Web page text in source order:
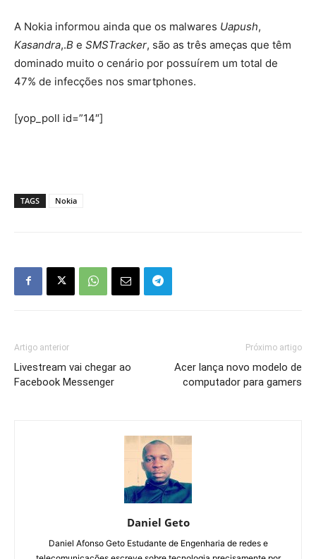
A Nokia informou ainda que os malwares Uapush,
Kasandra,.B e SMSTracker, são as três ameças que têm
dominado muito o cenário por possuírem um total de
47% de infecções nos smartphones.
[yop_poll id=”14″]
TAGS Nokia
Artigo anterior
Livestream vai chegar ao
Facebook Messenger
Próximo artigo
Acer lança novo modelo de
computador para gamers
Daniel Geto
Daniel Afonso Geto Estudante de Engenharia de redes e